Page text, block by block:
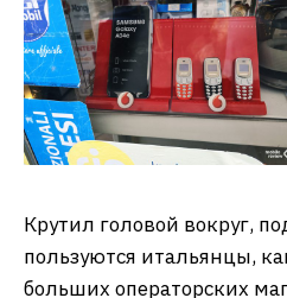
Крутил головой вокруг,
пользуются итальянцы,
больших операторских